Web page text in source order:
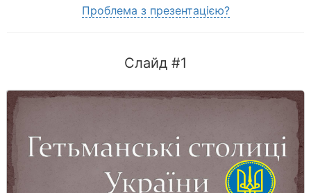
Проблема з презентацією?
Слайд #1